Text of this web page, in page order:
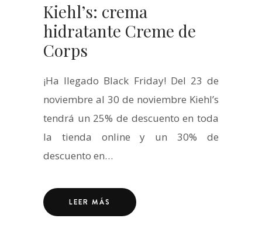
Kiehl’s: crema
hidratante Creme de
Corps
¡Ha llegado Black Friday! Del 23 de
noviembre al 30 de noviembre Kiehl’s
tendrá un 25% de descuento en toda
la tienda online y un 30% de
descuento en…
LEER MÁS